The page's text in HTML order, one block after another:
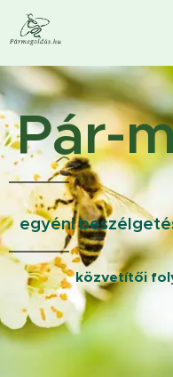
Pár-
egyéni
közvetítői